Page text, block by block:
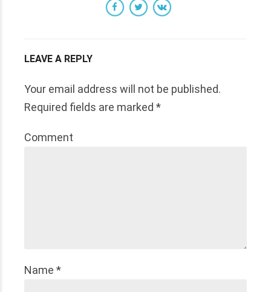
LEAVE A REPLY
Your email address will not be published.
Required fields are marked *
Comment
Name *